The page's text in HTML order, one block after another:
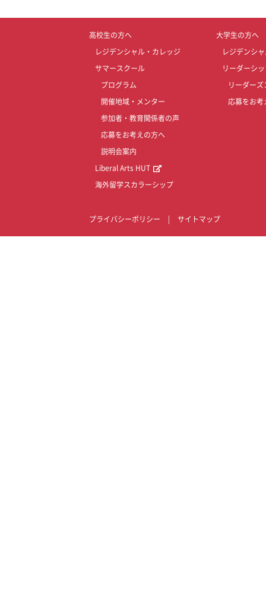
高校生の方へ
レジデンシャル・カレッジ
サマースクール
プログラム
開催地域・メンター
参加者・教育関係者の声
応募をお考えの方へ
説明会案内
Liberal Arts HUT
海外留学スカラーシップ
大学生の方へ
レジデンシ
リーダーシ
リーダーズ
応募をお考
プライバシーポリシー サイトマップ